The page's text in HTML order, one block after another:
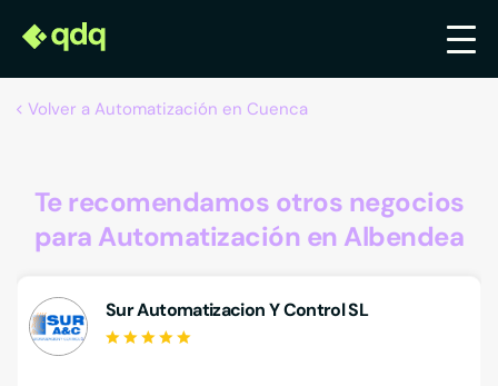
Volver a Automatización en Cuenca
Te recomendamos otros negocios
para Automatización en Albendea
Sur Automatizacion Y Control SL